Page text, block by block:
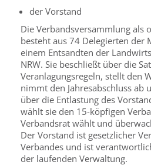
der Vorstand
Die Verbandsversammlung als
besteht aus 74 Delegierten der
einem Entsandten der
NRW. Sie beschließt über die
Veranlagungsregeln, stellt den
nimmt den Jahresabschluss ab
über die Entlastung des
wählt sie den 15-köpfigen
Verbandsrat wählt und
Der Vorstand ist gesetzlicher
Verbandes und ist
der laufenden Verwaltung.